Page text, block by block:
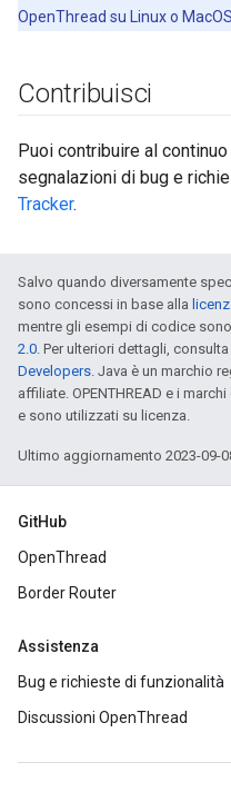
OpenThread su Linux o MacOS.
Contribuisci
Puoi contribuire al
segnalazioni di bug e
Tracker.
Salvo quando diversamente
sono concessi in base alla
mentre gli esempi di codice
2.0. Per ulteriori dettagli, consulta
Developers. Java è un marchio
affiliate. OPENTHREAD e i
e sono utilizzati su licenza.
Ultimo aggiornamento 2023-09-
GitHub
OpenThread
Border Router
Assistenza
Bug e richieste di funzionalità
Discussioni OpenThread